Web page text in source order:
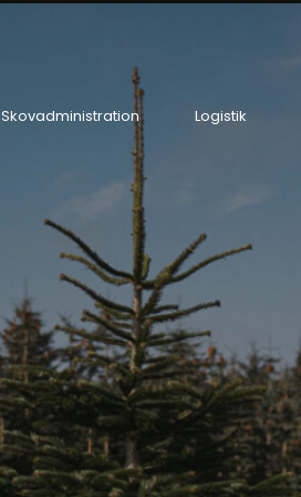
Skovadministration Logistik